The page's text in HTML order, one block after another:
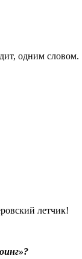
одним словом.
летчик!